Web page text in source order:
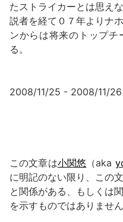
たストライカーとは思え
説者を経て０７年よりナ
ンからは将来のトップ
る。
2008/11/25 - 2008/11/26
この文章は小関悠 （aka
に明記のない限り、この
と関係がある、もしくは
を示すものではありません